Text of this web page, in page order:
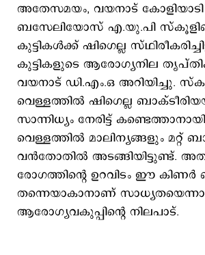
അതേസമയം, വയനാട് കോളിയാടി
ബസേലിയോസ് എ.യു.പി
കുട്ടികൾക്ക് ഷിഗെല്ല
കുട്ടികളുടെ ആരോഗ്യനില
വയനാട് ഡി.എം.ഒ അറിയിച്ചു.
വെള്ളത്തിൽ ഷിഗെല്ല
സാന്നിധ്യം നേരിട്ട്
വെള്ളത്തിൽ മാലിന്യങ്ങളും മറ്റ്
വൻതോതിൽ അടങ്ങിയിട്ടുണ്ട്.
രോഗത്തിന്റെ ഉറവിടം ഈ കിണർ
തന്നെയാകാനാണ്
ആരോഗ്യവകുപ്പിന്റെ നിലപാട്.